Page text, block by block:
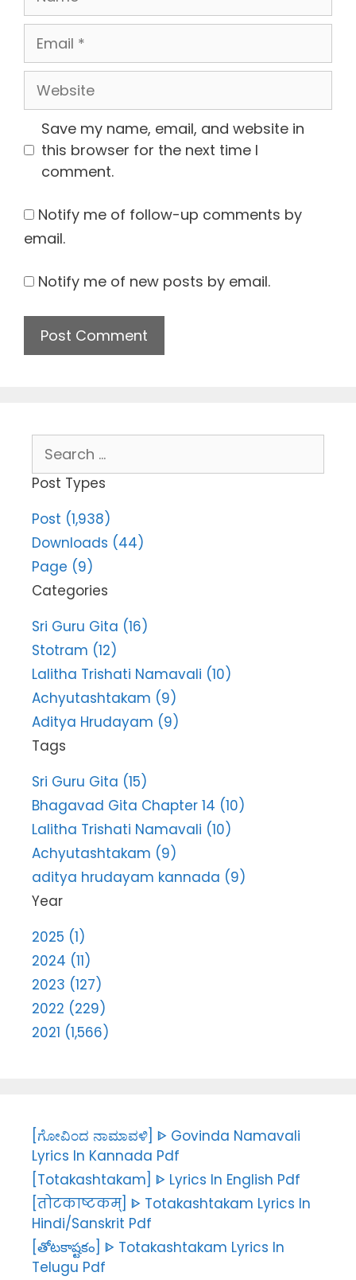
Email
Website
Save my name, email, and website in
this browser for the next time I
comment.
Notify me of follow-up comments by
email.
Notify me of new posts by email.
for:
Post Types
Post (1,938)
Downloads (44)
Page (9)
Categories
Sri Guru Gita (16)
Stotram (12)
Lalitha Trishati Namavali (10)
Achyutashtakam (9)
Aditya Hrudayam (9)
Tags
Sri Guru Gita (15)
Bhagavad Gita Chapter 14 (10)
Lalitha Trishati Namavali (10)
Achyutashtakam (9)
aditya hrudayam kannada (9)
Year
2025 (1)
2024 (11)
2023 (127)
2022 (229)
2021 (1,566)
[ಗೋವಿಂದ ನಾಮಾವಳಿ] ᐈ Govinda Namavali
Lyrics In Kannada Pdf
[Totakashtakam] ᐈ Lyrics In English Pdf
[तोटकाष्टकम्] ᐈ Totakashtakam Lyrics In
Hindi/Sanskrit Pdf
[తోటకాష్టకం] ᐈ Totakashtakam Lyrics In
Telugu Pdf